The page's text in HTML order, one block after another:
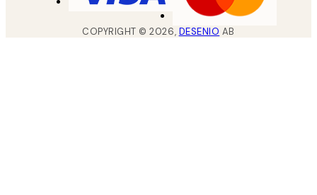
COPYRIGHT ©2026, DESENIO AB